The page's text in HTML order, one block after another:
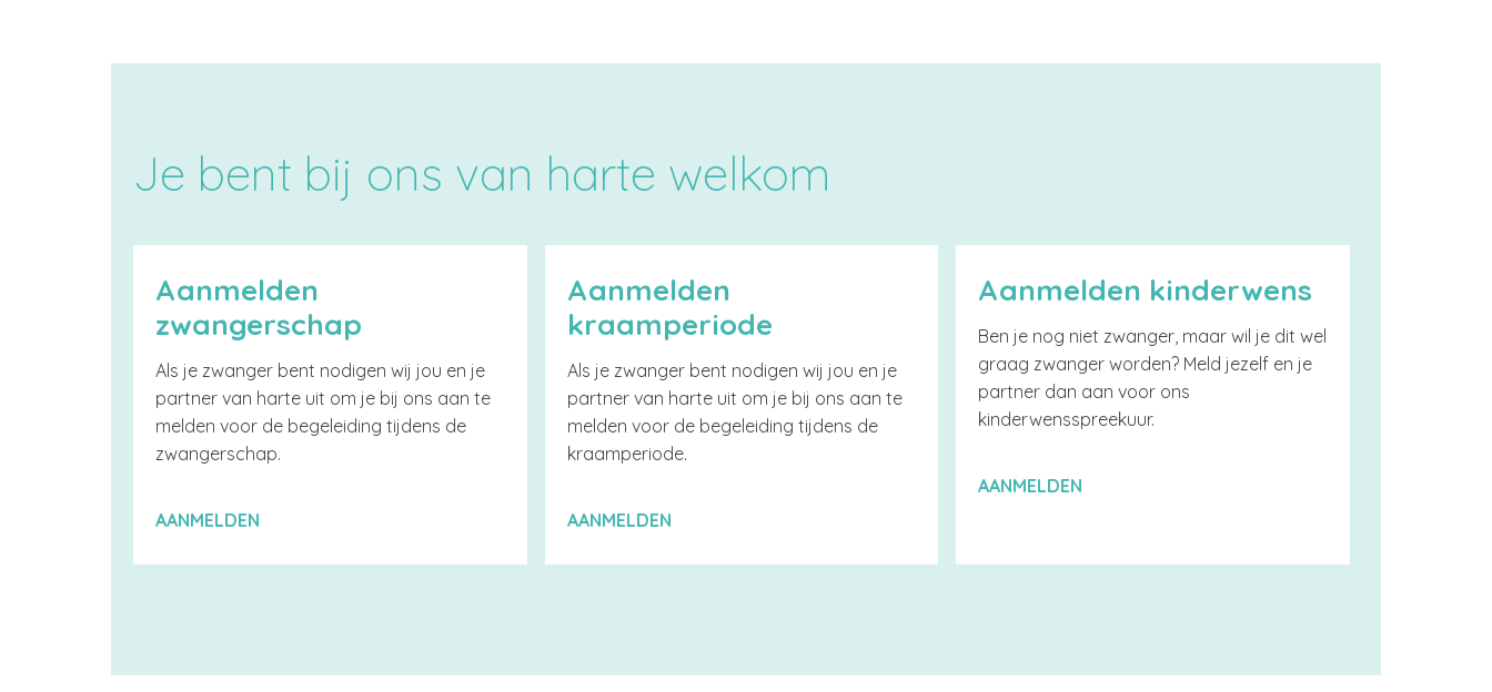
Je bent bij ons van harte welkom
Aanmelden
zwangerschap
Als je zwanger bent nodigen wij jou en je
partner van harte uit om je bij ons aan te
melden voor de begeleiding tijdens de
zwangerschap.
AANMELDEN
Aanmelden
kraamperiode
Als je zwanger bent nodigen wij jou en je
partner van harte uit om je bij ons aan te
melden voor de begeleiding tijdens de
kraamperiode.
AANMELDEN
Aanmelden kinderwens
Ben je nog niet zwanger, maar wil je dit wel
graag zwanger worden? Meld jezelf en je
partner dan aan voor ons
kinderwensspreekuur.
AANMELDEN